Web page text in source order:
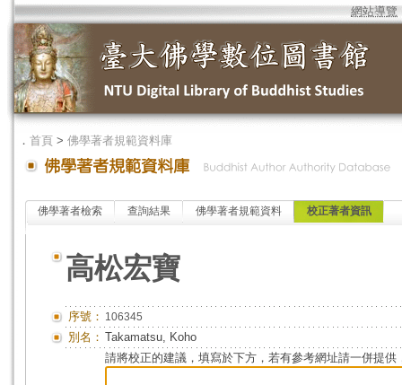
網站導覽
． 首頁 > 佛學著者規範資料庫
佛學著者檢索 查詢結果 佛學著者規範資料 校正著者資訊
高松宏寶
序號： 106345
別名： Takamatsu, Koho
請將校正的建議，填寫於下方，若有參考網址請一併提供